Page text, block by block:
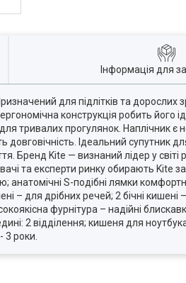
Інформація для
для підлітків та дорослих
конструкція робить
тривалих прогулянок. Наплічник є
Ідеальний супутник
Бренд Kite — визнаний лідер у світі
та експерти ринку обирають Kite
анатомічні S-подібні лямки
– для дрібних речей; 2 бічні
фурнітура – надійні
2 відділення; кишеня для
роки.